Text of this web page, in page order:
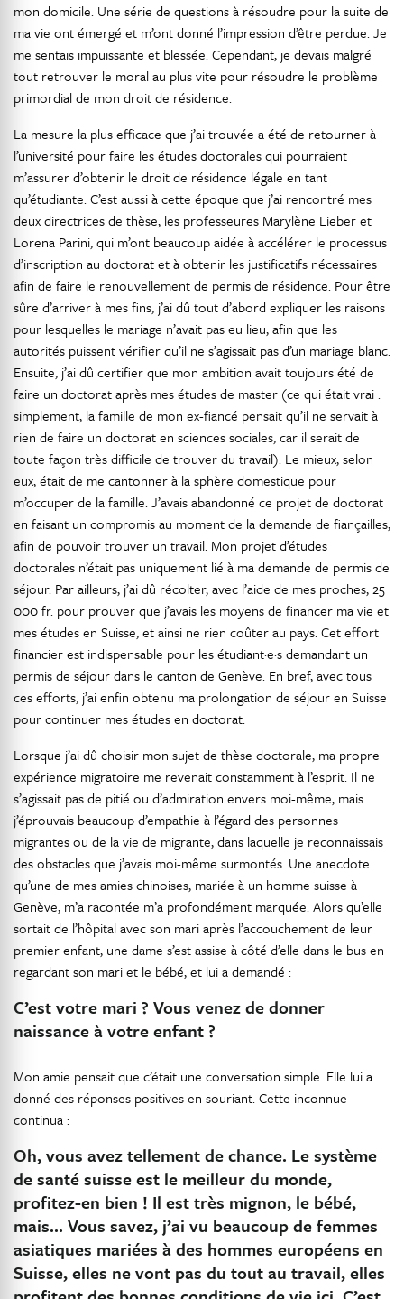
mon domicile. Une série de questions à résoudre pour la suite de
ma vie ont émergé et m’ont donné l’impression d’être perdue. Je
me sentais impuissante et blessée. Cependant, je devais malgré
tout retrouver le moral au plus vite pour résoudre le problème
primordial de mon droit de résidence.
La mesure la plus efficace que j’ai trouvée a été de retourner à
l’université pour faire les études doctorales qui pourraient
m’assurer d’obtenir le droit de résidence légale en tant
qu’étudiante. C’est aussi à cette époque que j’ai rencontré mes
deux directrices de thèse, les professeures Marylène Lieber et
Lorena Parini, qui m’ont beaucoup aidée à accélérer le processus
d’inscription au doctorat et à obtenir les justificatifs nécessaires
afin de faire le renouvellement de permis de résidence. Pour être
sûre d’arriver à mes fins, j’ai dû tout d’abord expliquer les raisons
pour lesquelles le mariage n’avait pas eu lieu, afin que les
autorités puissent vérifier qu’il ne s’agissait pas d’un mariage blanc.
Ensuite, j’ai dû certifier que mon ambition avait toujours été de
faire un doctorat après mes études de master (ce qui était vrai :
simplement, la famille de mon ex-fiancé pensait qu’il ne servait à
rien de faire un doctorat en sciences sociales, car il serait de
toute façon très difficile de trouver du travail). Le mieux, selon
eux, était de me cantonner à la sphère domestique pour
m’occuper de la famille. J’avais abandonné ce projet de doctorat
en faisant un compromis au moment de la demande de fiançailles,
afin de pouvoir trouver un travail. Mon projet d’études
doctorales n’était pas uniquement lié à ma demande de permis de
séjour. Par ailleurs, j’ai dû récolter, avec l’aide de mes proches, 25
000 fr. pour prouver que j’avais les moyens de financer ma vie et
mes études en Suisse, et ainsi ne rien coûter au pays. Cet effort
financier est indispensable pour les étudiant·e·s demandant un
permis de séjour dans le canton de Genève. En bref, avec tous
ces efforts, j’ai enfin obtenu ma prolongation de séjour en Suisse
pour continuer mes études en doctorat.
Lorsque j’ai dû choisir mon sujet de thèse doctorale, ma propre
expérience migratoire me revenait constamment à l’esprit. Il ne
s’agissait pas de pitié ou d’admiration envers moi-même, mais
j’éprouvais beaucoup d’empathie à l’égard des personnes
migrantes ou de la vie de migrante, dans laquelle je reconnaissais
des obstacles que j’avais moi-même surmontés. Une anecdote
qu’une de mes amies chinoises, mariée à un homme suisse à
Genève, m’a racontée m’a profondément marquée. Alors qu’elle
sortait de l’hôpital avec son mari après l’accouchement de leur
premier enfant, une dame s’est assise à côté d’elle dans le bus en
regardant son mari et le bébé, et lui a demandé :
C’est votre mari ? Vous venez de donner
naissance à votre enfant ?
Mon amie pensait que c’était une conversation simple. Elle lui a
donné des réponses positives en souriant. Cette inconnue
continua :
Oh, vous avez tellement de chance. Le système
de santé suisse est le meilleur du monde,
profitez-en bien ! Il est très mignon, le bébé,
mais… Vous savez, j’ai vu beaucoup de femmes
asiatiques mariées à des hommes européens en
Suisse, elles ne vont pas du tout au travail, elles